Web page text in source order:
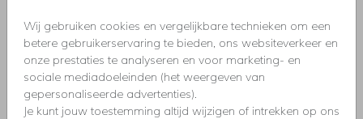
Wij gebruiken cookies en vergelijkbare technieken om een
betere gebruikerservaring te bieden, ons websiteverkeer en
onze prestaties te analyseren en voor marketing- en
sociale mediadoeleinden (het weergeven van
gepersonaliseerde advertenties).
Je kunt jouw toestemming altijd wijzigen of intrekken op ons
Productinformatie
Omschrijving
Uitnodiging verjaardag groen met 60 jaar, spetters en
goudfolie. Pas de leeftijd naar wens aan!